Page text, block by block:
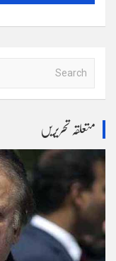
a
متعلقہ تحریریں